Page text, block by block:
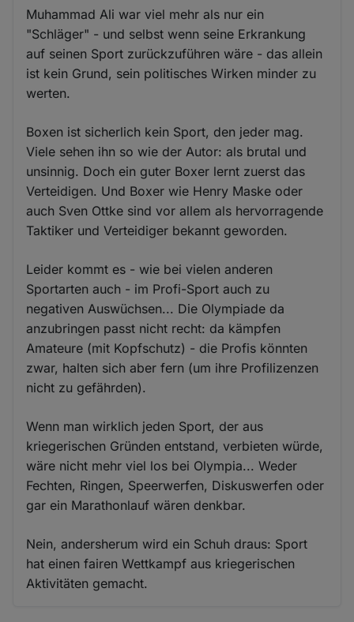
Muhammad Ali war viel mehr als nur ein
"Schläger" - und selbst wenn seine Erkrankung
auf seinen Sport zurückzuführen wäre - das allein
ist kein Grund, sein politisches Wirken minder zu
werten.
Boxen ist sicherlich kein Sport, den jeder mag.
Viele sehen ihn so wie der Autor: als brutal und
unsinnig. Doch ein guter Boxer lernt zuerst das
Verteidigen. Und Boxer wie Henry Maske oder
auch Sven Ottke sind vor allem als hervorragende
Taktiker und Verteidiger bekannt geworden.
Leider kommt es - wie bei vielen anderen
Sportarten auch - im Profi-Sport auch zu
negativen Auswüchsen... Die Olympiade da
anzubringen passt nicht recht: da kämpfen
Amateure (mit Kopfschutz) - die Profis könnten
zwar, halten sich aber fern (um ihre Profilizenzen
nicht zu gefährden).
Wenn man wirklich jeden Sport, der aus
kriegerischen Gründen entstand, verbieten würde,
wäre nicht mehr viel los bei Olympia... Weder
Fechten, Ringen, Speerwerfen, Diskuswerfen oder
gar ein Marathonlauf wären denkbar.
Nein, andersherum wird ein Schuh draus: Sport
hat einen fairen Wettkampf aus kriegerischen
Aktivitäten gemacht.